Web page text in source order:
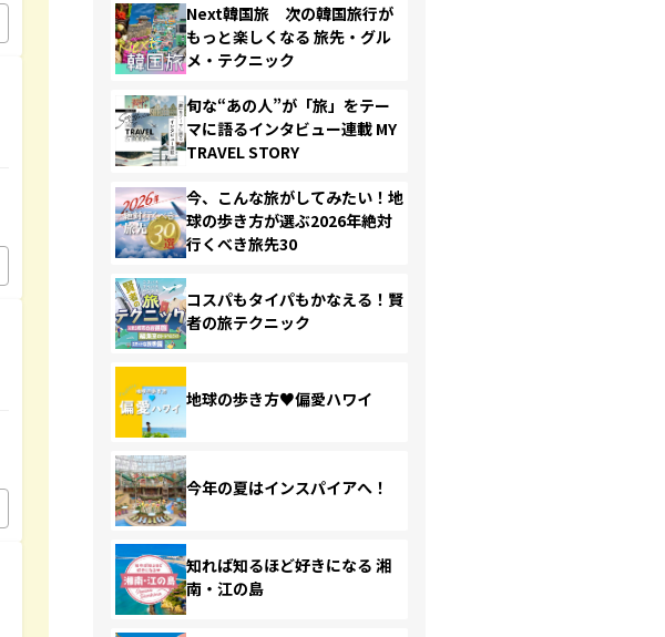
Next韓国旅 次の韓国旅行が
もっと楽しくなる 旅先・グル
メ・テクニック
旬な“あの人”が「旅」をテー
マに語るインタビュー連載 MY
TRAVEL STORY
今、こんな旅がしてみたい！地
球の歩き方が選ぶ2026年絶対
行くべき旅先30
コスパもタイパもかなえる！賢
者の旅テクニック
地球の歩き方♥偏愛ハワイ
今年の夏はインスパイアへ！
知れば知るほど好きになる 湘
南・江の島